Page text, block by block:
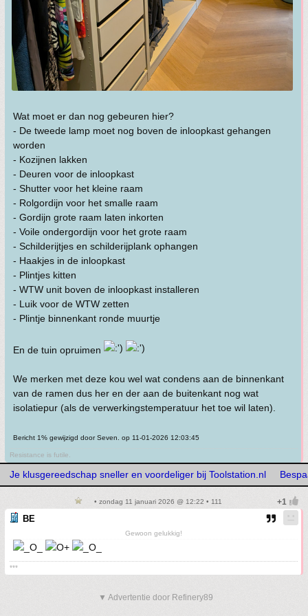
Wat moet er dan nog gebeuren hier?
- De tweede lamp moet nog boven de inloopkast gehangen
worden
- Kozijnen lakken
- Deuren voor de inloopkast
- Shutter voor het kleine raam
- Rolgordijn voor het smalle raam
- Gordijn grote raam laten inkorten
- Voile ondergordijn voor het grote raam
- Schilderijtjes en schilderijplank ophangen
- Haakjes in de inloopkast
- Plintjes kitten
- WTW unit boven de inloopkast installeren
- Luik voor de WTW zetten
- Plintje binnenkant ronde muurtje
En de tuin opruimen
We merken met deze kou wel wat condens aan de binnenkant
van de ramen dus her en der aan de buitenkant nog wat
isolatiepur (als de verwerkingstemperatuur het toe wil laten).
Bericht 1% gewijzigd door Seven. op 11-01-2026 12:03:45
Resistance is futile.
Je klusgereedschap sneller en voordeliger bij Toolstation.nl
• zondag 11 januari 2026 @ 12:22 • 111
BE
Gewoon gelukkig!
***
▼ Advertentie door Refinery89